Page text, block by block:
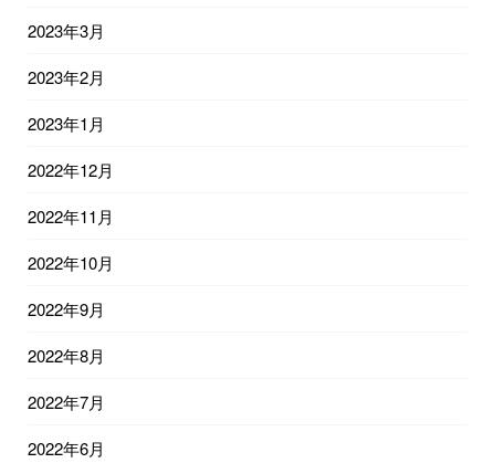
2023年3月
2023年2月
2023年1月
2022年12月
2022年11月
2022年10月
2022年9月
2022年8月
2022年7月
2022年6月